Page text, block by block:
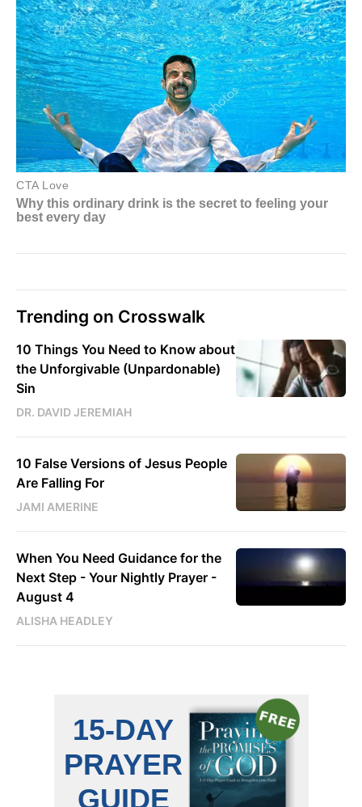
Trending on Crosswalk
10 Things You Need to Know about
the Unforgivable (Unpardonable)
Sin
DR. DAVID JEREMIAH
10 False Versions of Jesus People
Are Falling For
JAMI AMERINE
When You Need Guidance for the
Next Step - Your Nightly Prayer -
August 4
ALISHA HEADLEY